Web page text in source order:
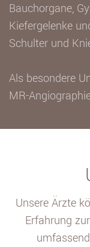
Bauchorgane,
Kiefergelenke
Schulter und
Als besondere
MR-
Unsere Ärzte
Erfahrung